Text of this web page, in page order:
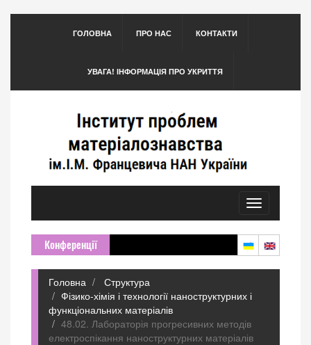
ГОЛОВНА ПРО НАС КОНТАКТИ
УВАГА! ІНФОРМАЦІЯ ПРО УКРИТТЯ
Toggle
navigation
Конференції
Головна
Структура
Фізико-хімія і технології наноструктурних і
функціональних матеріалів
48.02. Лабораторія прогресивних методів
електроспікання наноструктурних матеріалів